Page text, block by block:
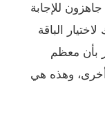
للإجابة
الباقة
بأن معظم
أخرى، وهذه هي